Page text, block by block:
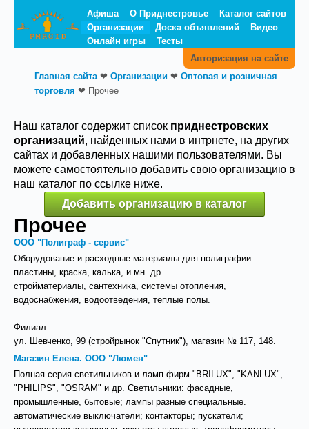
Афиша О Приднестровье
Каталог сайтов
Организации
Доска объявлений
Видео
Онлайн игры
Тесты
Авторизация на сайте
Главная сайта❤ Организации ❤ Оптовая и розничная
торговля ❤ Прочее
Наш каталог содержит список приднестровских
организаций, найденных нами в интрнете, на других
сайтах и добавленных нашими пользователями. Вы
можете самостоятельно добавить свою организацию в
наш каталог по ссылке ниже.
Добавить организацию в каталог
Прочее
ООО "Полиграф - сервис"
Оборудование и расходные материалы для полиграфии:
пластины, краска, калька, и мн. др.
стройматериалы, сантехника, системы отопления,
водоснабжения, водоотведения, теплые полы.
Филиал:
ул. Шевченко, 99 (стройрынок "Спутник"), магазин № 117, 148.
Магазин Елена. ООО "Люмен"
Полная серия светильников и ламп фирм "BRILUX", "KANLUX",
"PHILIPS", "OSRAM" и др. Светильники: фасадные,
промышленные, бытовые; лампы разные специальные.
автоматические выключатели; контакторы; пускатели;